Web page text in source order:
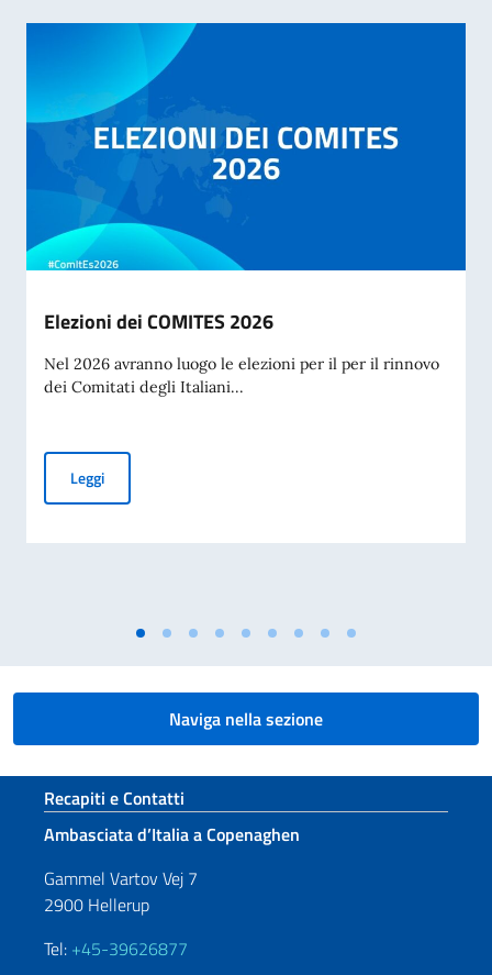
Elezioni dei COMITES 2026
Nel 2026 avranno luogo le elezioni per il per il rinnovo
dei Comitati degli Italiani...
LeggiElezioni dei COMITES 2026
Naviga nella sezione
Sezione footer
Recapiti e Contatti
Ambasciata d’Italia a Copenaghen
Gammel Vartov Vej 7
2900 Hellerup
Tel: +45-39626877